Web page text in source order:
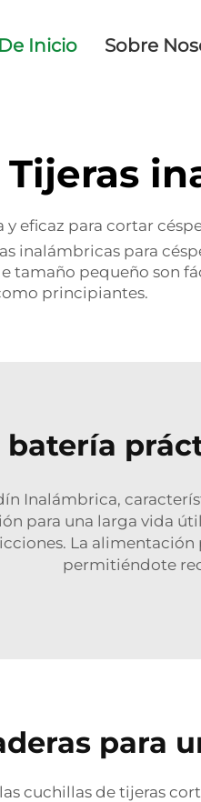
Inicio Sobre
Tijeras
y eficaz para cortar
inalámbricas para
tamaño pequeño son
principiantes.
batería
Inalámbrica,
para una larga vida
La
permitiéndote
para
cuchillas de tijeras